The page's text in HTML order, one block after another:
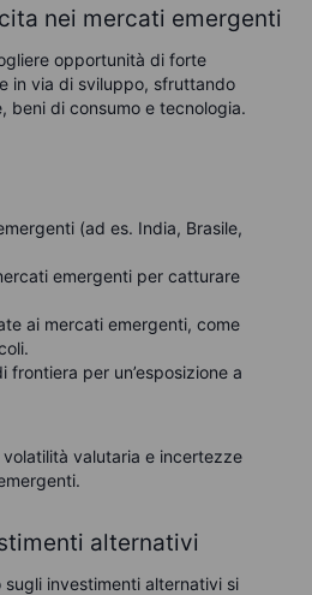
nei mercati emergenti
opportunità di forte
in via di sviluppo, sfruttando
beni di consumo e tecnologia.
(ad es. India, Brasile,
emergenti per catturare
ai mercati emergenti, come
frontiera per un’esposizione a
valutaria e incertezze
alternativi
investimenti alternativi si